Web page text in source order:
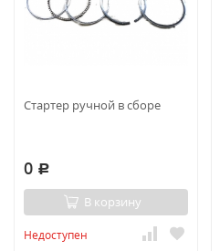
Стартер ручной в сборе
0 Р
В корзину
Недоступен